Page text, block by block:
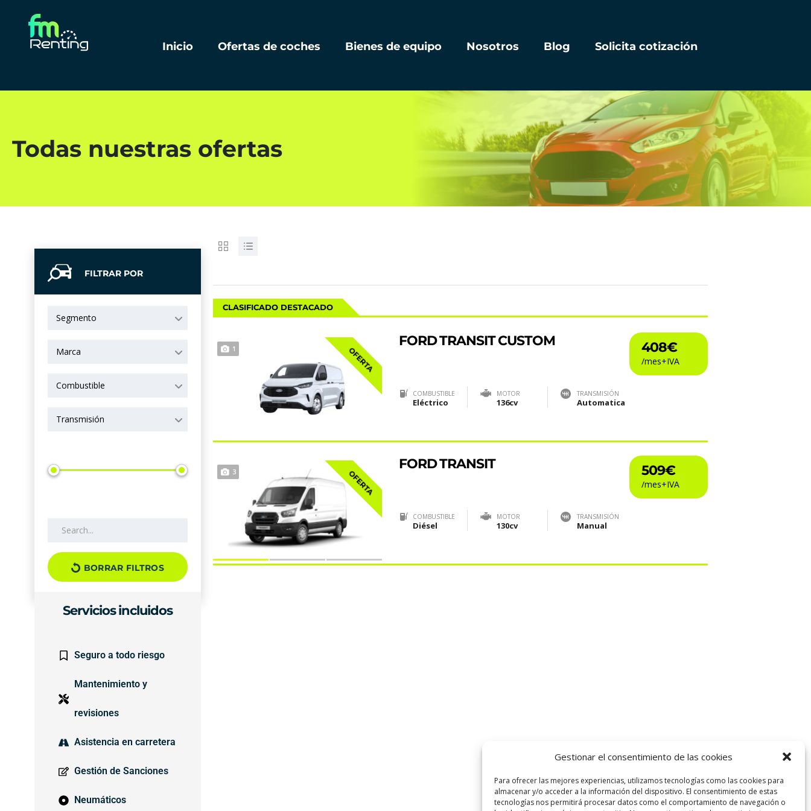
Gestionar el consentimiento de las cookies
Para ofrecer las mejores experiencias, utilizamos tecnologías como las cookies para
almacenar y/o acceder a la información del dispositivo. El consentimiento de estas
tecnologías nos permitirá procesar datos como el comportamiento de navegación o
Inicio Ofertas de coches Bienes de equipo Nosotros Blog Solicita cotización
Todas nuestras ofertas
FILTRAR POR
Segmento
Marca
Combustible
Transmisión
BORRAR FILTROS
Servicios incluidos
Seguro a todo riesgo
Mantenimiento y
revisiones
Asistencia en carretera
Gestión de Sanciones
Neumáticos
CLASIFICADO DESTACADO
1 OFERTA 408€
FORD TRANSIT CUSTOM
COMBUSTIBLE
Eléctrico
MOTOR
136cv
TRANSMISIÓN
Automatica
3 OFERTA 509€
FORD TRANSIT
COMBUSTIBLE
Diésel
MOTOR
130cv
TRANSMISIÓN
Manual